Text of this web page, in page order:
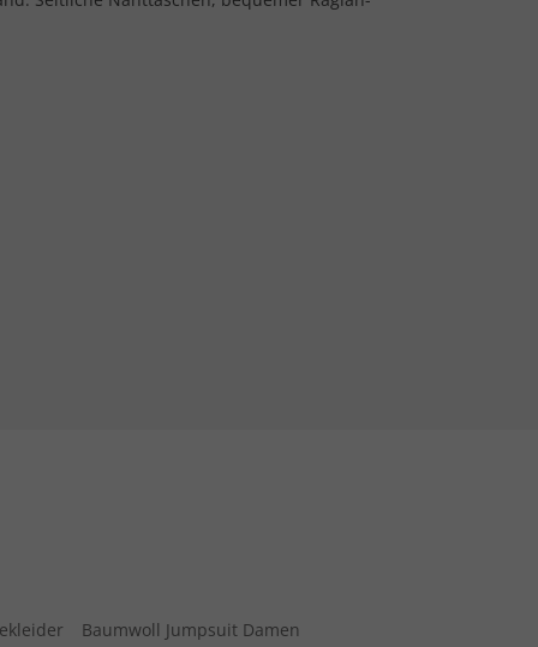
Baumwoll Jumpsuit Damen